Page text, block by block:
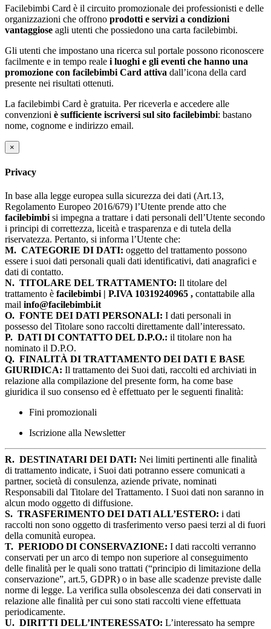
Facilebimbi Card è il circuito promozionale dei professionisti e delle
organizzazioni che offrono prodotti e servizi a condizioni
vantaggiose agli utenti che possiedono una carta facilebimbi.
Gli utenti che impostano una ricerca sul portale possono riconoscere
facilmente e in tempo reale i luoghi e gli eventi che hanno una
promozione con facilebimbi Card attiva dall’icona della card
presente nei risultati ottenuti.
La facilebimbi Card è gratuita. Per riceverla e accedere alle
convenzioni è sufficiente iscriversi sul sito facilebimbi: bastano
nome, cognome e indirizzo email.
×
Privacy
In base alla legge europea sulla sicurezza dei dati (Art.13,
Regolamento Europeo 2016/679) l’Utente prende atto che
facilebimbi si impegna a trattare i dati personali dell’Utente secondo
i principi di correttezza, liceità e trasparenza e di tutela della
riservatezza. Pertanto, si informa l’Utente che:
M. CATEGORIE DI DATI: oggetto del trattamento possono
essere i suoi dati personali quali dati identificativi, dati anagrafici e
dati di contatto.
N. TITOLARE DEL TRATTAMENTO: Il titolare del
trattamento è facilebimbi | P.IVA 10319240965 , contattabile alla
mail info@facilebimbi.it
O. FONTE DEI DATI PERSONALI: I dati personali in
possesso del Titolare sono raccolti direttamente dall’interessato.
P. DATI DI CONTATTO DEL D.P.O.: il titolare non ha
nominato il D.P.O.
Q. FINALITÀ DI TRATTAMENTO DEI DATI E BASE
GIURIDICA: Il trattamento dei Suoi dati, raccolti ed archiviati in
relazione alla compilazione del presente form, ha come base
giuridica il suo consenso ed è effettuato per le seguenti finalità:
Fini promozionali
Iscrizione alla Newsletter
R. DESTINATARI DEI DATI: Nei limiti pertinenti alle finalità
di trattamento indicate, i Suoi dati potranno essere comunicati a
partner, società di consulenza, aziende private, nominati
Responsabili dal Titolare del Trattamento. I Suoi dati non saranno in
alcun modo oggetto di diffusione.
S. TRASFERIMENTO DEI DATI ALL’ESTERO: i dati
raccolti non sono oggetto di trasferimento verso paesi terzi al di fuori
della comunità europea.
T. PERIODO DI CONSERVAZIONE: I dati raccolti verranno
conservati per un arco di tempo non superiore al conseguimento
delle finalità per le quali sono trattati (“principio di limitazione della
conservazione”, art.5, GDPR) o in base alle scadenze previste dalle
norme di legge. La verifica sulla obsolescenza dei dati conservati in
relazione alle finalità per cui sono stati raccolti viene effettuata
periodicamente.
U. DIRITTI DELL’INTERESSATO: L’interessato ha sempre